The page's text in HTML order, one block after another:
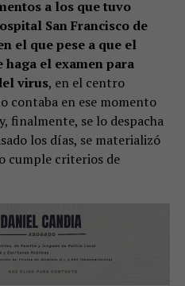
a los que tuvo
San Francisco de
el que pese a que el
el examen para
virus, en el centro
contaba en ese momento
finalmente, se lo despacha
los días, se materializó
cumple criterios de